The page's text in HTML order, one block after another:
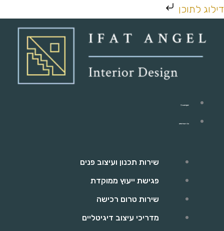
דילוג לתוכן
דילוג
יפעת אנג'ל
כל השירותים
שירות תכנון ועיצוב פנים
פגישת ייעוץ ממוקדת
שירות טרום רכישה
מדריכי עיצוב דיגיטליים